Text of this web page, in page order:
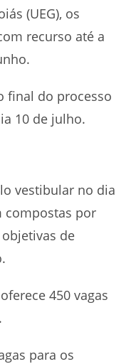
(UEG), os
recurso até a
final do processo
10 de julho.
vestibular no dia
compostas por
de
450 vagas
para os